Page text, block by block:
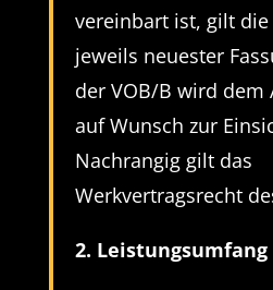
vereinbart ist, gilt die
jeweils neuester
der VOB/B wird dem
auf Wunsch zur
Nachrangig gilt das
Werkvertragsrecht
2. Leistungsumfang